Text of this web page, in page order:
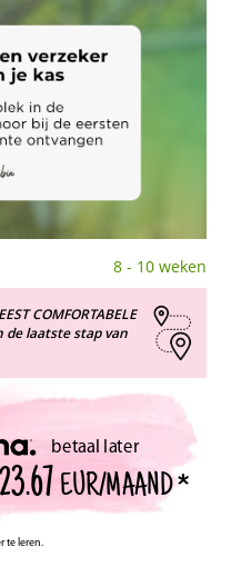
8 - 10 weken
COMFORTABELE
de laatste stap van
betaal later
EUR/MAAND *
te leren.